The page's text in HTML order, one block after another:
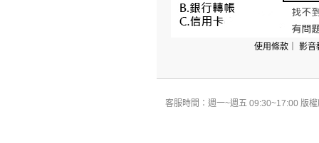
使用條款 影音
客服時間：週一~週五 09:30~17:00 版